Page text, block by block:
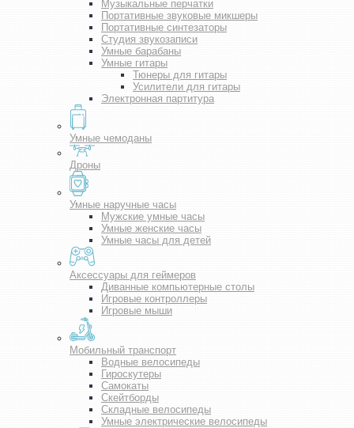
Музыкальные перчатки
Портативные звуковые микшеры
Портативные синтезаторы
Студия звукозаписи
Умные барабаны
Умные гитары
Тюнеры для гитары
Усилители для гитары
Электронная партитура
Умные чемоданы
Дроны
Умные наручные часы
Мужские умные часы
Умные женские часы
Умные часы для детей
Аксессуары для геймеров
Диванные компьютерные столы
Игровые контроллеры
Игровые мыши
Мобильный транспорт
Водные велосипеды
Гироскутеры
Самокаты
Скейтборды
Складные велосипеды
Умные электрические велосипеды